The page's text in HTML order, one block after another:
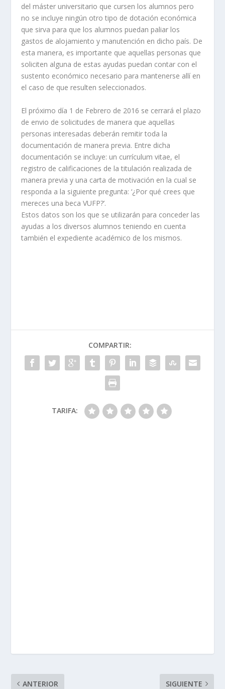
del máster universitario que cursen los alumnos pero
no se incluye ningún otro tipo de dotación económica
que sirva para que los alumnos puedan paliar los
gastos de alojamiento y manutención en dicho país. De
esta manera, es importante que aquellas personas que
soliciten alguna de estas ayudas puedan contar con el
sustento económico necesario para mantenerse allí en
el caso de que resulten seleccionados.
El próximo día 1 de Febrero de 2016 se cerrará el plazo
de envio de solicitudes de manera que aquellas
personas interesadas deberán remitir toda la
documentación de manera previa. Entre dicha
documentación se incluye: un currículum vitae, el
registro de calificaciones de la titulación realizada de
manera previa y una carta de motivación en la cual se
responda a la siguiente pregunta: ‘¿Por qué crees que
mereces una beca VUFP?’.
Estos datos son los que se utilizarán para conceder las
ayudas a los diversos alumnos teniendo en cuenta
también el expediente académico de los mismos.
COMPARTIR:
TARIFA:
ANTERIOR SIGUIENTE